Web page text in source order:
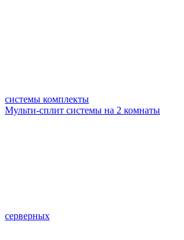
системы комплекты
Мульти-сплит системы на 2 комнаты
серверных